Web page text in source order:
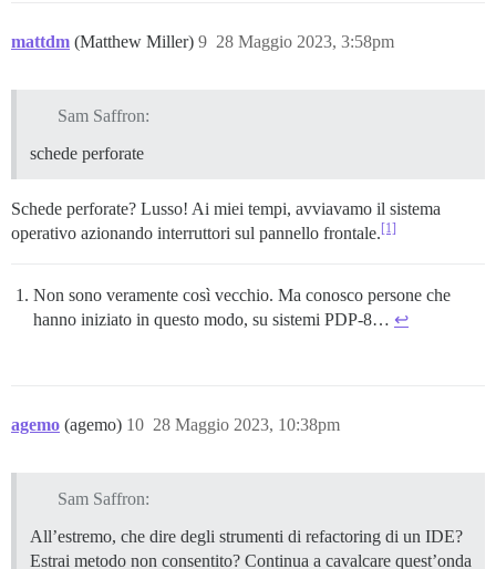
mattdm (Matthew Miller) 28 Maggio 2023, 3:58pm
9
Sam Saffron:
schede perforate
Schede perforate? Lusso! Ai miei tempi, avviavamo il sistema
operativo azionando interruttori sul pannello frontale. [1]
Non sono veramente così vecchio. Ma conosco persone che
hanno iniziato in questo modo, su sistemi PDP-8… ↩︎
agemo (agemo) 28 Maggio 2023, 10:38pm
10
Sam Saffron:
All’estremo, che dire degli strumenti di refactoring di un IDE?
Estrai metodo non consentito? Continua a cavalcare quest’onda